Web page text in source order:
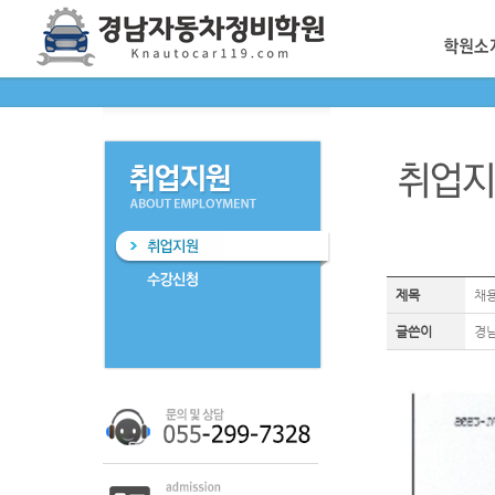
제목 채
글쓴이 경